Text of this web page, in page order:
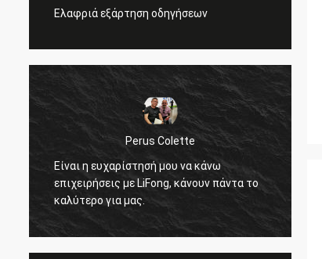
Ελαφριά εξάρτηση οδηγήσεων
Perus Colette
Είναι η ευχαρίστησή μου να κάνω
επιχειρήσεις με LiFong, κάνουν πάντα το
καλύτερο για μας.